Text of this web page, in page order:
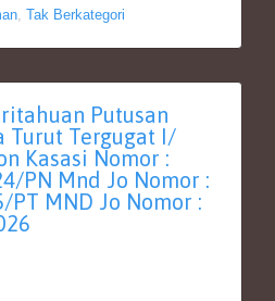
, Tak Berkategori
Putusan
Turut Tergugat I/
Kasasi Nomor :
PN Mnd Jo Nomor :
PT MND Jo Nomor :